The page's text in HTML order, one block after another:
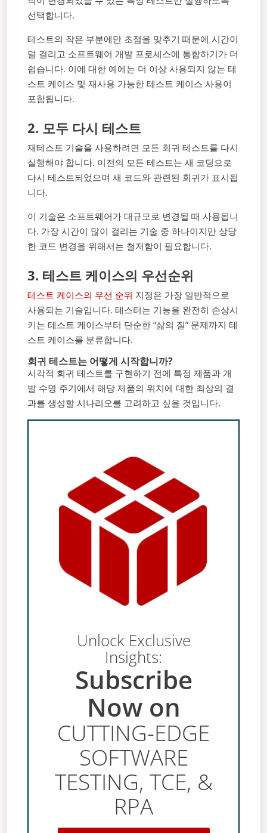
선택합니다.
테스트의 작은 부분에만 초점을 맞추기 때문에 시간이
덜 걸리고 소프트웨어 개발 프로세스에 통합하기가 더
쉽습니다. 이에 대한 예에는 더 이상 사용되지 않는 테
스트 케이스 및 재사용 가능한 테스트 케이스 사용이
포함됩니다.
2. 모두 다시 테스트
재테스트 기술을 사용하려면 모든 회귀 테스트를 다시
실행해야 합니다. 이전의 모든 테스트는 새 코딩으로
다시 테스트되었으며 새 코드와 관련된 회귀가 표시됩
니다.
이 기술은 소프트웨어가 대규모로 변경될 때 사용됩니
다. 가장 시간이 많이 걸리는 기술 중 하나이지만 상당
한 코드 변경을 위해서는 철저함이 필요합니다.
3. 테스트 케이스의 우선순위
테스트 케이스의 우선 순위 지정은 가장 일반적으로
사용되는 기술입니다. 테스터는 기능을 완전히 손상시
키는 테스트 케이스부터 단순한 “삶의 질” 문제까지 테
스트 케이스를 분류합니다.
회귀 테스트는 어떻게 시작합니까?
시각적 회귀 테스트를 구현하기 전에 특정 제품과 개
발 수명 주기에서 해당 제품의 위치에 대한 최상의 결
과를 생성할 시나리오를 고려하고 싶을 것입니다.
Unlock Exclusive
Insights:
Subscribe
Now on
CUTTING-EDGE
SOFTWARE
TESTING, TCE, &
RPA